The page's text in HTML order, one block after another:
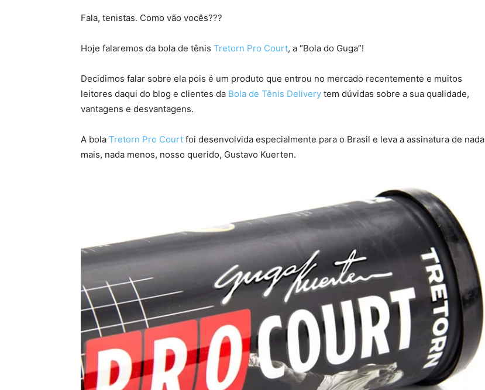
Fala, tenistas. Como vão vocês???
Hoje falaremos da bola de tênis Tretorn Pro Court, a “Bola do Guga”!
Decidimos falar sobre ela pois é um produto que entrou no mercado recentemente e muitos
leitores daqui do blog e clientes da Bola de Tênis Delivery tem dúvidas sobre a sua qualidade,
vantagens e desvantagens.
A bola Tretorn Pro Court foi desenvolvida especialmente para o Brasil e leva a assinatura de nada
mais, nada menos, nosso querido, Gustavo Kuerten.